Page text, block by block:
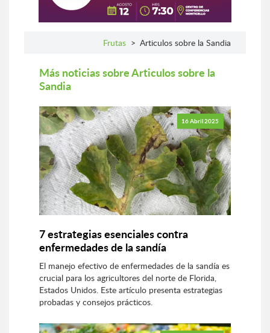
Frutas > Articulos sobre la Sandia
Más noticias sobre Articulos sobre la
Sandia
16 Abril 2025
7 estrategias esenciales contra
enfermedades de la sandía
El manejo efectivo de enfermedades de la sandía es
crucial para los agricultores del norte de Florida,
Estados Unidos. Este artículo presenta estrategias
probadas y consejos prácticos.